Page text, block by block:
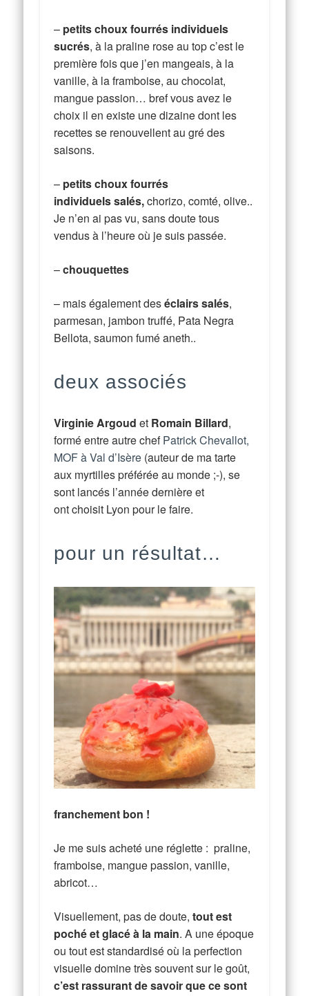
– petits choux fourrés individuels
sucrés, à la praline rose au top c’est le
première fois que j’en mangeais, à la
vanille, à la framboise, au chocolat,
mangue passion… bref vous avez le
choix il en existe une dizaine dont les
recettes se renouvellent au gré des
saisons.
– petits choux fourrés
individuels salés,chorizo, comté, olive..
Je n’en ai pas vu, sans doute tous
vendus à l’heure où je suis passée.
–chouquettes
– mais également deséclairs salés,
parmesan, jambon truffé, Pata Negra
Bellota, saumon fumé aneth..
deux associés
Virginie Argoud et Romain Billard,
formé entre autre chefPatrick Chevallot,
MOF à Val d’Isère (auteur de ma tarte
aux myrtilles préférée au monde ;-), se
sont lancés l’année dernière et
ont choisit Lyon pour le faire.
pour un résultat…
franchement bon !
Je me suis acheté une réglette : praline,
framboise, mangue passion, vanille,
abricot…
Visuellement, pas de doute,tout est
poché et glacé à la main. A une époque
ou tout est standardisé où la perfection
visuelle domine très souvent sur le goût,
c’est rassurant de savoir que ce sont